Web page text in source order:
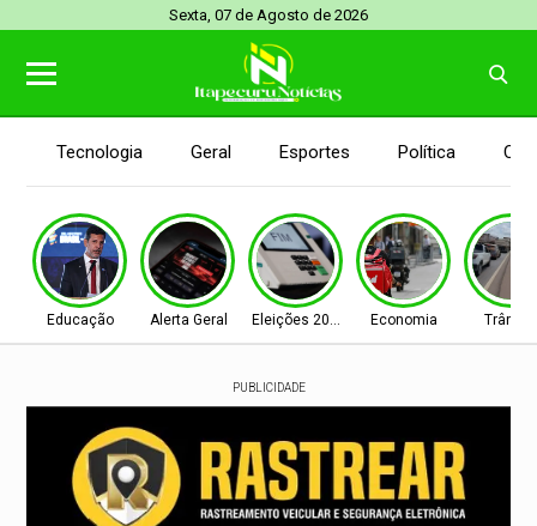
Sexta, 07 de Agosto de 2026
Tecnologia Geral Esportes Política
Educação Alerta Geral Eleições 2026 Economia
PUBLICIDADE